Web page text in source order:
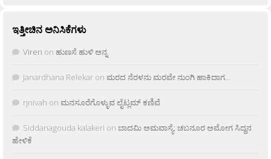
ಇತ್ತೀಚಿನ ಅನಿಸಿಕೆಗಳು
Viren on ಹುಣಸೆ ಹುಳಿ ಅನ್ನ
Janardhana Relekar on ಮರದ ನೆರಳನು ಮರವೇ ನುಂಗಿ ಹಾಕಿದಾಗ…
rjnivah on ಮನಸೂರೆಗೊಳ್ಳುವ ಲೈಟ್ಲಮ್ ಕಣಿವೆ
Siddanagouda kalakeri on ಬಾದಮಿ ಅಮವಾಸ್ಯೆ: ಚಬನೂರ ಅಮೋಗ ಸಿದ್ದನ
ಹೇಳಿಕೆ